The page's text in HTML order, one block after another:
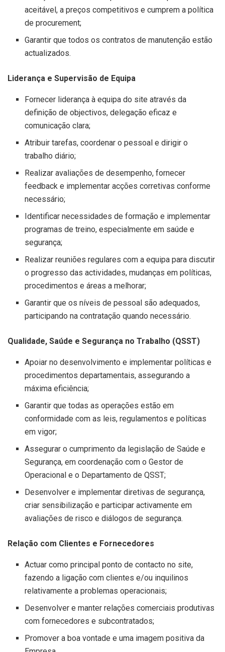
aceitável, a preços competitivos e cumprem a política
de procurement;
Garantir que todos os contratos de manutenção estão
actualizados.
Liderança e Supervisão de Equipa
Fornecer liderança à equipa do site através da
definição de objectivos, delegação eficaz e
comunicação clara;
Atribuir tarefas, coordenar o pessoal e dirigir o
trabalho diário;
Realizar avaliações de desempenho, fornecer
feedback e implementar acções corretivas conforme
necessário;
Identificar necessidades de formação e implementar
programas de treino, especialmente em saúde e
segurança;
Realizar reuniões regulares com a equipa para discutir
o progresso das actividades, mudanças em políticas,
procedimentos e áreas a melhorar;
Garantir que os níveis de pessoal são adequados,
participando na contratação quando necessário.
Qualidade, Saúde e Segurança no Trabalho (QSST)
Apoiar no desenvolvimento e implementar políticas e
procedimentos departamentais, assegurando a
máxima eficiência;
Garantir que todas as operações estão em
conformidade com as leis, regulamentos e políticas
em vigor;
Assegurar o cumprimento da legislação de Saúde e
Segurança, em coordenação com o Gestor de
Operacional e o Departamento de QSST;
Desenvolver e implementar diretivas de segurança,
criar sensibilização e participar activamente em
avaliações de risco e diálogos de segurança.
Relação com Clientes e Fornecedores
Actuar como principal ponto de contacto no site,
fazendo a ligação com clientes e/ou inquilinos
relativamente a problemas operacionais;
Desenvolver e manter relações comerciais produtivas
com fornecedores e subcontratados;
Promover a boa vontade e uma imagem positiva da